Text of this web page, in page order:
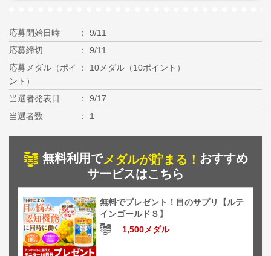
応募開始日時
9/11
応募締切
9/11
応募メダル（ポイ
ント）
10メダル（10ポイント）
当選者発表日
9/17
当選者数
1
無料利用でメダルが貯まる！ おすすめ
サービスはこちら
無料でプレゼント！目のサプリ【ルテ
インゴールドＳ】
1,500メダル